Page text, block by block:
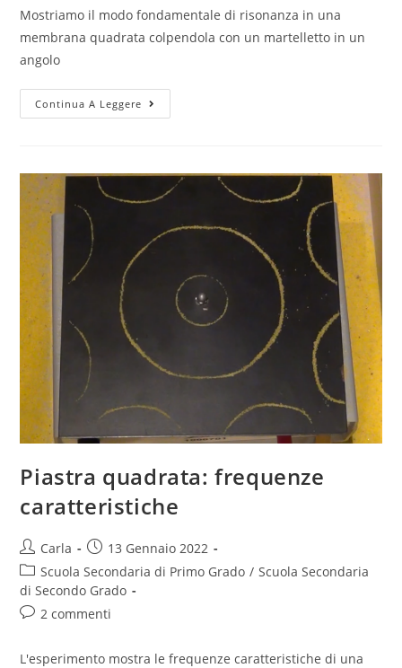
Mostriamo il modo fondamentale di risonanza in una
membrana quadrata colpendola con un martelletto in un
angolo
Continua A Leggere
la
Piastra quadrata: frequenze
caratteristiche
Post
author:
Carla
Post
published:
13 Gennaio 2022
Post
category:
Scuola Secondaria di Primo Grado / Scuola Secondaria
di Secondo Grado
Post2 commenti
L'esperimento mostra le frequenze caratteristiche di una